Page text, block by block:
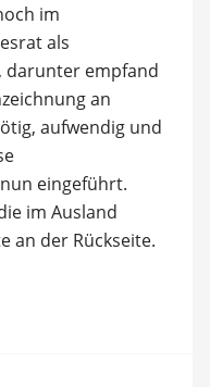
im
als
darunter empfand
an
aufwendig und
eingeführt.
im Ausland
an der Rückseite.